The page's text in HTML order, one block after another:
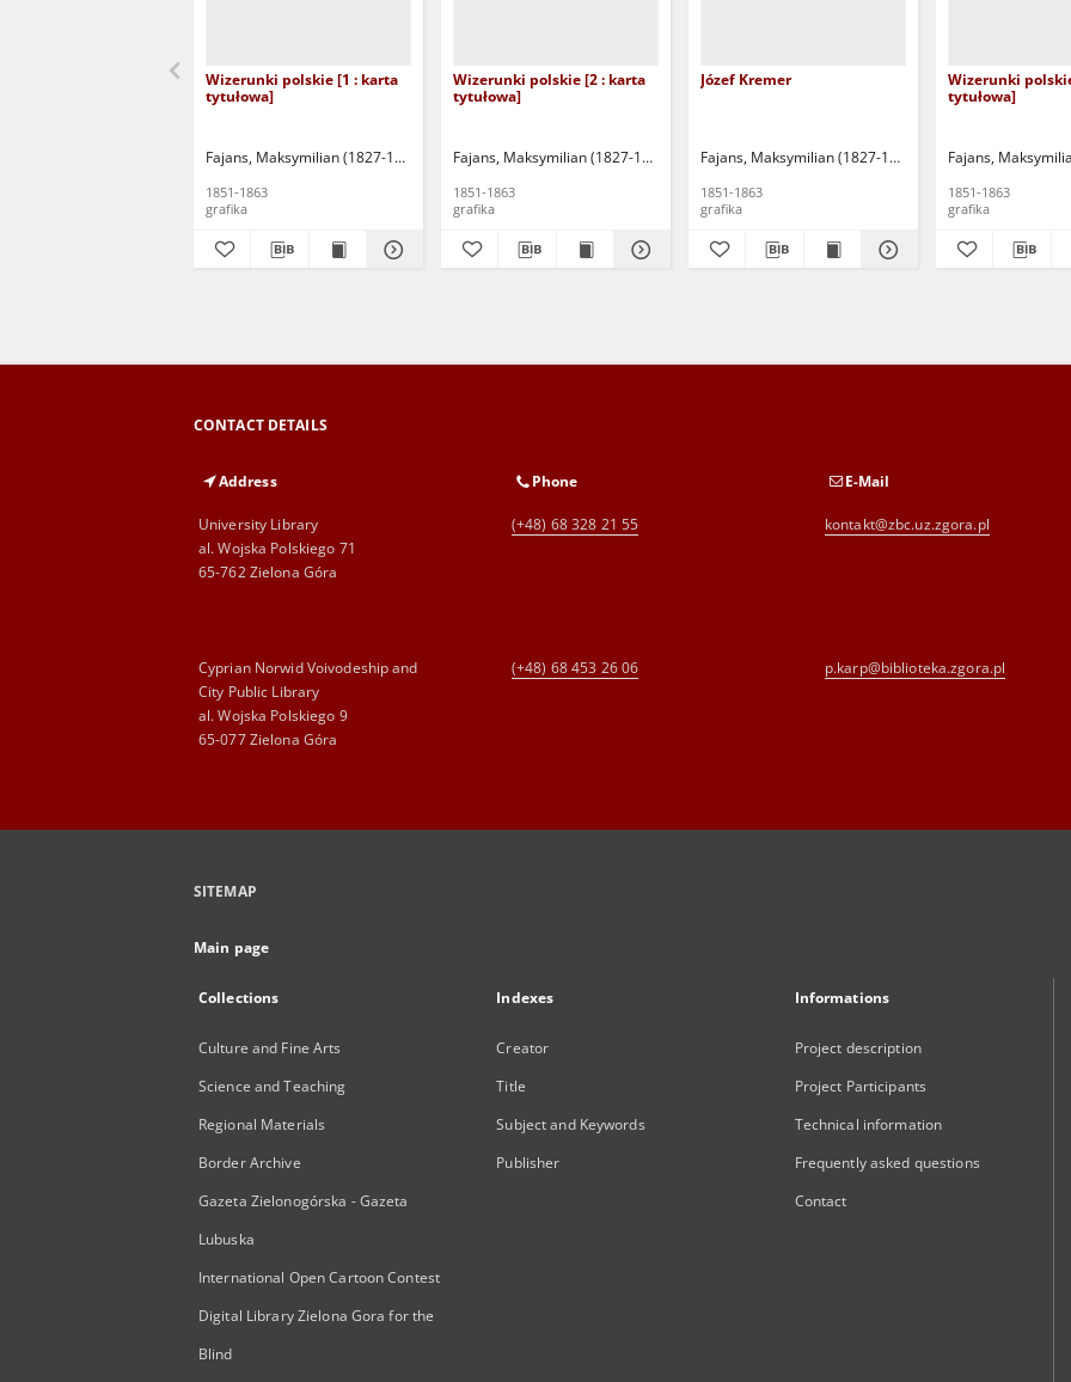
Wizerunki polskie [1 : karta
tytułowa]
Fajans, Maksymilian (1827-1890)
1851-1863
grafika
Wizerunki polskie [2 : karta
tytułowa]
Fajans, Maksymilian (1827-1890)
1851-1863
grafika
Józef Kremer
Fajans, Maksymilian (1827-1890)
1851-1863
grafika
Wizerunki
tytułowa]
Fajans,
1851-1863
grafika
CONTACT DETAILS
Address
University Library
al. Wojska Polskiego 71
65-762 Zielona Góra
Phone
(+48) 68 328 21 55
E-Mail
kontakt@zbc.uz.zgora.pl
Cyprian Norwid Voivodeship and
City Public Library
al. Wojska Polskiego 9
65-077 Zielona Góra
(+48) 68 453 26 06 p.karp@biblioteka.zgora.pl
SITEMAP
Main page
Collections
Culture and Fine Arts
Science and Teaching
Regional Materials
Border Archive
Gazeta Zielonogórska - Gazeta
Lubuska
International Open Cartoon Contest
Digital Library Zielona Gora for the
Blind
Indexes
Creator
Title
Subject and Keywords
Publisher
Informations
Project description
Project Participants
Technical information
Frequently asked questions
Contact